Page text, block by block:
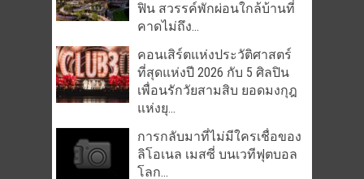
ฟิน สวรรค์พักผ่อนใกล้บ้านที่
คาดไม่ถึง...
คอนเสิร์ตแห่งประวัติศาสตร์
ที่สุดแห่งปี 2026 กับ 5 ศิลปิน
เพื่อนรักวัยสามสิบ ยอดมงกุฎ
แห่งยุ...
การกลับมาที่ไม่มีใครเชื่อของ
ลิโอเนล เมสซี่ บนเวทีฟุตบอล
โลก...